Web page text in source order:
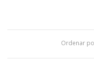
Ordenar